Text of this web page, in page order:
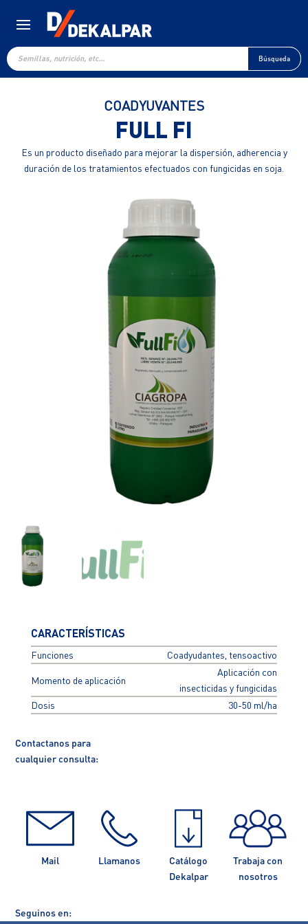
Búsqueda
de
productos
Búsqueda
COADYUVANTES
FULL FI
Es un producto diseñado para mejorar la dispersión, adherencia y
duración de los tratamientos efectuados con fungicidas en soja.
CARACTERÍSTICAS
Funciones Coadyudantes, tensoactivo
Momento de aplicación
Aplicación con
insecticidas y fungicidas​
Dosis
30-50 ml/ha
Contactanos para
cualquier consulta:
Mail Llamanos
Catálogo
Dekalpar
Trabaja con
nosotros
Seguinos en: